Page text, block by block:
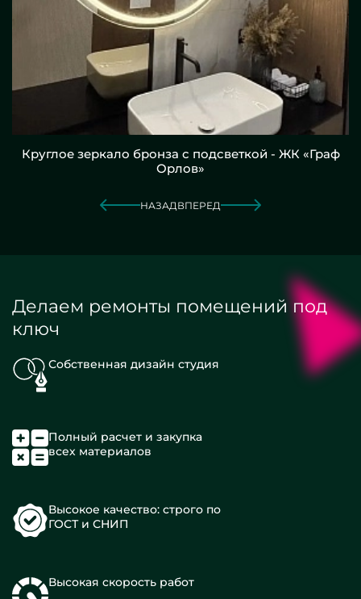
Круглое зеркало бронза с подсветкой - ЖК «Граф
Орлов»
НАЗАД ВПЕРЕД
Делаем ремонты помещений под
ключ
Собственная дизайн студия
Полный расчет и закупка
всех материалов
Высокое качество: строго по
ГОСТ и СНИП
Высокая скорость работ